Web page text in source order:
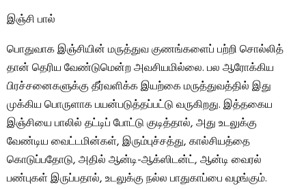
இஞ்சி பால்
பொதுவாக இஞ்சியின் மருத்துவ குணங்களைப் பற்றி சொல்லித்
தான் தெரிய வேண்டுமென்ற அவசியமில்லை. பல ஆரோக்கிய
பிரச்சனைகளுக்கு தீர்வளிக்க இயற்கை மருத்துவத்தில் இது
முக்கிய பொருளாக பயன்படுத்தப்பட்டு வருகிறது. இத்தகைய
இஞ்சியை பாலில் தட்டிப் போட்டு குடித்தால், அது உடலுக்கு
வேண்டிய வைட்டமின்கள், இரும்புச்சத்து, கால்சியத்தை
கொடுப்பதோடு, அதில் ஆன்டி-ஆக்ஸிடன்ட், ஆன்டி வைரல்
பண்புகள் இருப்பதால், உடலுக்கு நல்ல பாதுகாப்பை வழங்கும்.